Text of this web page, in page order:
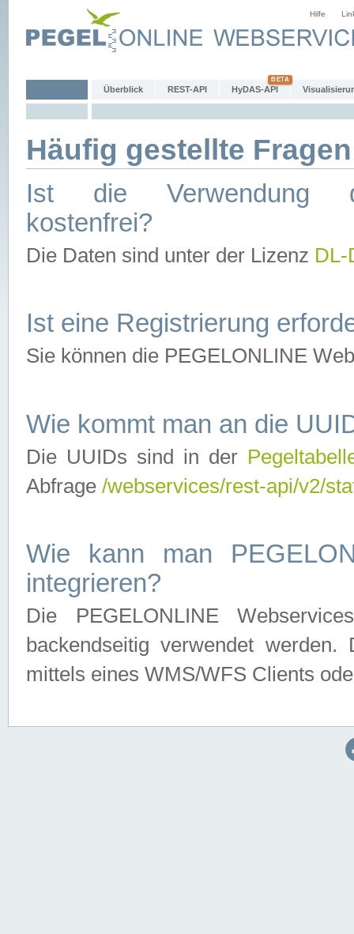
Hilfe
Überblick REST-API HyDAS-API
Häufig gestellte
Ist die Verwendung
kostenfrei?
Die Daten sind unter der Lizenz
Ist eine Registrierung
Sie können die PEGELONLINE
Wie kommt man an die
Die UUIDs sind in der
Abfrage /webservices/rest-api/v2/
Wie kann man
integrieren?
Die PEGELONLINE
backendseitig verwendet
mittels eines WMS/WFS Clients